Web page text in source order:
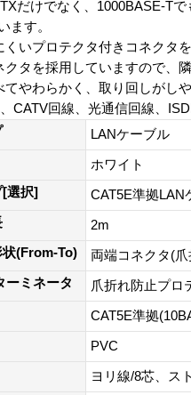
だけでなく、1000BASE-T
ます。
くいプロテクタ付きコネクタ
クタを採用していますので、
やわらかく、取り回しがし
CATV回線、光通信回線、
LANケーブル
ホワイト
選択]
CAT5E準拠LAN
2m
状(From-To)
両端コネクタ(
ーミネータ
爪折れ防止プロ
CAT5E準拠
PVC
ヨリ線/8芯、ス